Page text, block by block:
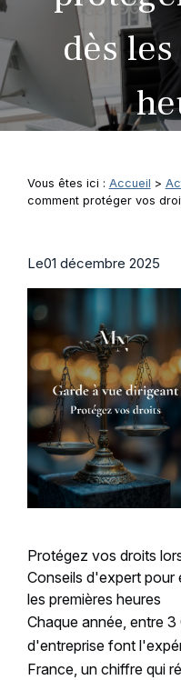
dès
Vous êtes ici : Accueil >
comment protéger vos
Le01 décembre 2025
Protégez vos droits
Conseils d'expert pour
les premières heures
Chaque année, entre
d'entreprise font
France, un chiffre qui